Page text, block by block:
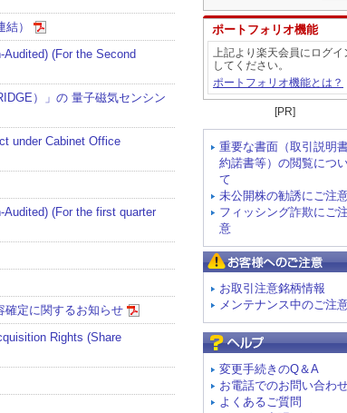
ポートフォリオ機能
上記より楽天会員にログイ
してください。
ポートフォリオ機能とは？
[PR]
重要な書面（取引説明
約諾書等）の閲覧につ
て
未公開株の勧誘にご注
フィッシング詐欺にご注
意
お取引注意銘柄情報
メンテナンス中のご注
変更手続きのQ＆A
お電話でのお問い合わ
よくあるご質問